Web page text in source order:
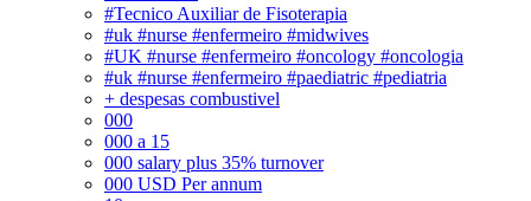
#Tecnico Auxiliar de Fisoterapia
#uk #nurse #enfermeiro #midwives
#UK #nurse #enfermeiro #oncology #oncologia
#uk #nurse #enfermeiro #paediatric #pediatria
+ despesas combustivel
000
000 a 15
000 salary plus 35% turnover
000 USD Per annum